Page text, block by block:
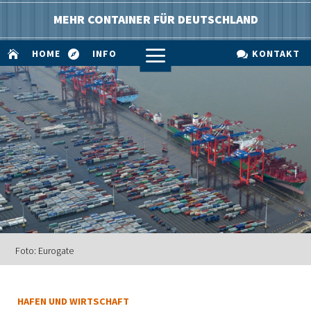
MEHR CONTAINER FÜR DEUTSCHLAND
 HOME  INFO a  KONTAKT
Foto: Eurogate
HAFEN UND WIRTSCHAFT